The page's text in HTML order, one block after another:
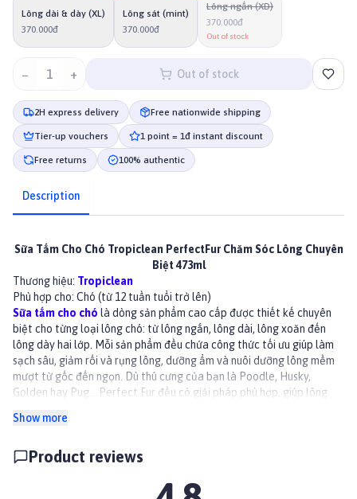
Lông dài & dày (XL)
370.000đ
Lông sát (mint)
370.000đ
Lông ngắn (XD)
370.000đ
Out of stock
− 1 + Out of stock
2H express delivery Free nationwide shipping
Tier-up vouchers 1 point = 1đ instant discount
Free returns 100% authentic
Description
Sữa Tắm Cho Chó Tropiclean PerfectFur Chăm Sóc Lông Chuyên
Biệt 473ml
Thương hiệu: Tropiclean
Phù hợp cho: Chó (từ 12 tuần tuổi trở lên)
Sữa tắm cho chó là dòng sản phẩm cao cấp được thiết kế chuyên
biệt cho từng loại lông chó: từ lông ngắn, lông dài, lông xoăn đến
lông dày hai lớp. Mỗi sản phẩm đều chứa công thức tối ưu giúp làm
sạch sâu, giảm rối và rụng lông, dưỡng ẩm và nuôi dưỡng lông mềm
mượt từ gốc đến ngọn. Dù thú cưng của bạn là Poodle, Husky,
Golden hay Pug... Perfect Fur đều có giải pháp phù hợp, giúp lông
Lợi ích:
Thấm sâu vào từng lớp lông kép, giúp làm sạch triệt để bụi bẩn, bã
Tẩy tế bào chết trên da, giúp nang lông thông thoáng, hạn chế tình
Show more
Product reviews